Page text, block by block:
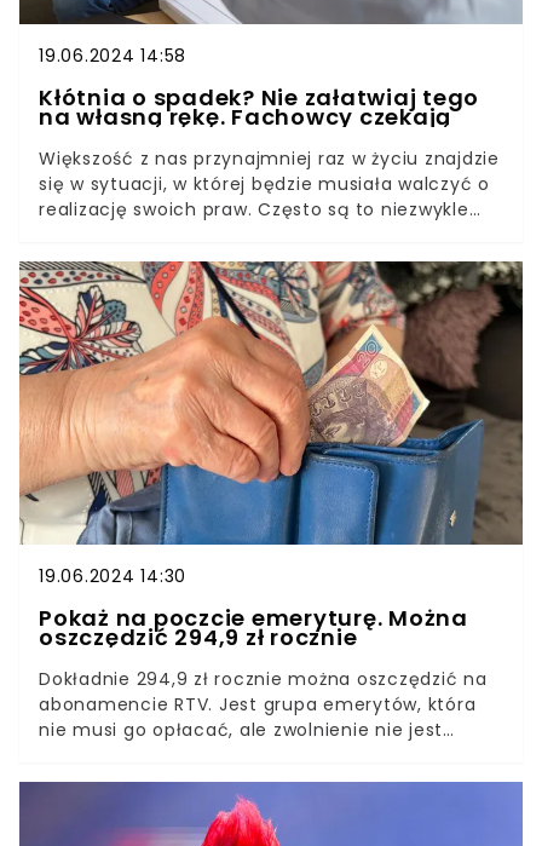
19.06.2024 14:58
Kłótnia o spadek? Nie załatwiaj tego
na własną rękę. Fachowcy czekają
Większość z nas przynajmniej raz w życiu znajdzie
się w sytuacji, w której będzie musiała walczyć o
realizację swoich praw. Często są to niezwykle
może pomóc jedynie wykwalifikowany prawnik. Na
szczęście z porady mogą skorzystać nawet
osoby, które nie dysponują dużymi pieniędzmi.
Sprawdź, gdzie i na jakich zasadach można
uzyskać darmową pomoc prawną w Polsce.
19.06.2024 14:30
Pokaż na poczcie emeryturę. Można
oszczędzić 294,9 zł rocznie
Dokładnie 294,9 zł rocznie można oszczędzić na
abonamencie RTV. Jest grupa emerytów, która
nie musi go opłacać, ale zwolnienie nie jest
dochodowe, to i tak trzeba złożyć wniosek. Na
szczęście procedura nie jest skomplikowana, a
decyzja zapada szybko.